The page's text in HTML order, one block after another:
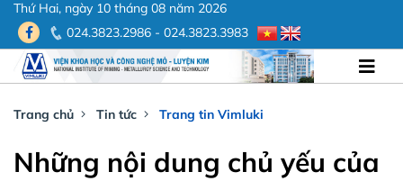
Thứ Hai, ngày 10 tháng 08 năm 2026
024.3823.2986 - 024.3823.3983
Trang chủ Tin tức Trang tin Vimluki
Những nội dung chủ yếu của